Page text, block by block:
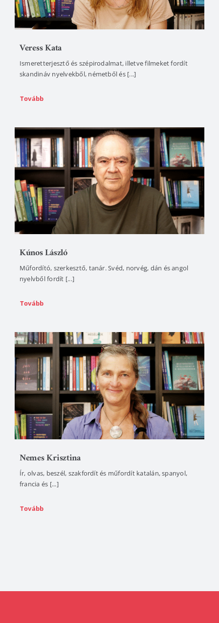
Veress Kata
Ismeretterjesztő és szépirodalmat, illetve filmeket fordít
skandináv nyelvekből, németből és [...]
Tovább
Kúnos László
Műfordító, szerkesztő, tanár. Svéd, norvég, dán és angol
nyelvből fordít [...]
Tovább
Nemes Krisztina
Ír, olvas, beszél, szakfordít és műfordít katalán, spanyol,
francia és [...]
Tovább